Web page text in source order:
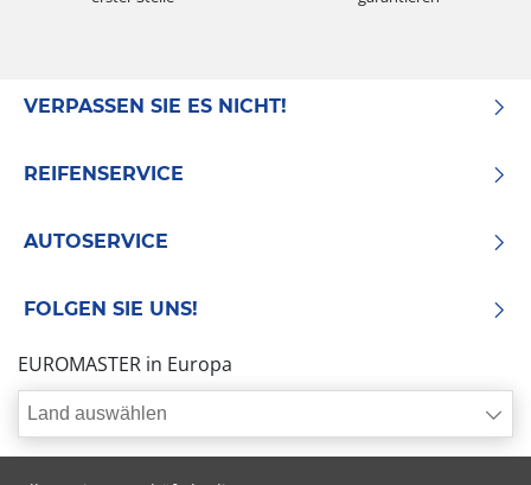
VERPASSEN SIE ES NICHT!
REIFENSERVICE
AUTOSERVICE
FOLGEN SIE UNS!
EUROMASTER in Europa
Land auswählen